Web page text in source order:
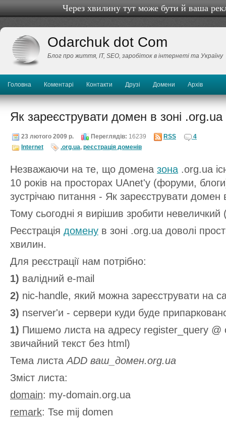
Через хвилину тут може бути й ваша
Odarchuk dot Com
Блог про життя, IТ, SEO, заробіток в інтернеті та Україну
Головна Коментарі Контакти Друзі Домени Архів
Як зареєструвати домен в зоні .org.ua
23 лютого 2009 р. Переглядів: 16239 RSS
4
Internet
.org.ua, реєстрація доменів
Незважаючи на те, що домена зона .org.ua
10 років на просторах UAnet'у (форуми,
зустрічаю питання - Як зареєструвати домен
Тому сьогодні я вирішив зробити невеличкий
Реєстрація домену в зоні .org.ua доволі
хвилин.
Для реєстрації нам потрібно:
1) валідний e-mail
2) nic-handle, який можна зареєструвати на
3) nserver'и - сервери куди буде
1) Пишемо листа на адресу register_query @
звичайний текст без html)
Тема листа ADD ваш_домен.org.ua
Зміст листа:
domain: my-domain.org.ua
remark: Tse mij domen